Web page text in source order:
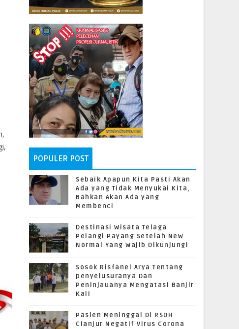
POPULER POST
Sebaik Apapun Kita Pasti Akan
Ada yang Tidak Menyukai Kita,
Bahkan Akan Ada yang
Membenci
Destinasi Wisata Telaga
Pelangi Payang Setelah New
Normal Yang Wajib Dikunjungi
Sosok Risfanel Arya Tentang
penyelusuranya Dan
Peninjauanya Mengatasi Banjir
Kali
Pasien Meninggal Di RSDH
Cianjur Negatif Virus Corona